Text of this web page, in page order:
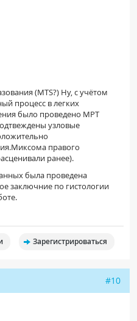
(MTS?) Ну, с учётом
процесс в легких
было проведено МРТ
узловые
правого
ранее).
была проведена
заключние по гистологии
Зарегистрироваться
#10